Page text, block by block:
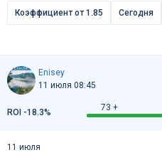
Коэффициент от 1.85 Сегодня
Enisey
11 июля 08:45
73 +
ROI -18.3%
11 июля